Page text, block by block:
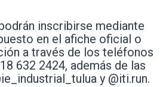
inscribirse mediante
en el afiche oficial o
a través de los teléfonos
632 2424, además de las
y @iti.run.